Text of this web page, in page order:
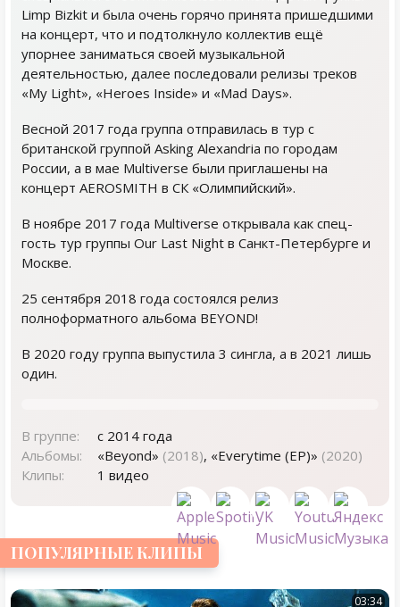
Limp Bizkit и была очень горячо принята пришедшими
на концерт, что и подтолкнуло коллектив ещё
упорнее заниматься своей музыкальной
деятельностью, далее последовали релизы треков
«My Light», «Heroes Inside» и «Mad Days».
Весной 2017 года группа отправилась в тур с
британской группой Asking Alexandria по городам
России, а в мае Multiverse были приглашены на
концерт AEROSMITH в СК «Олимпийский».
В ноябре 2017 года Multiverse открывала как спец-
гость тур группы Our Last Night в Санкт-Петербурге и
Москве.
25 сентября 2018 года состоялся релиз
полноформатного альбома BEYOND!
В 2020 году группа выпустила 3 сингла, а в 2021 лишь
один.
В группе:
с 2014 года
Альбомы:
«Beyond» (2018), «Everytime (EP)» (2020)
Клипы:
1 видео
ПОПУЛЯРНЫЕ КЛИПЫ
03:34